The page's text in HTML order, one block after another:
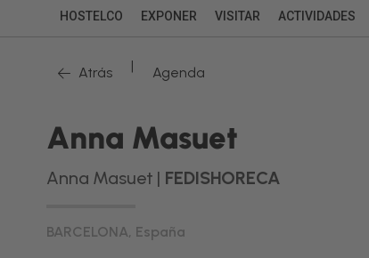
HOSTELCO EXPONER VISITAR ACTIVIDADES
Atrás | Agenda
Anna Masuet
Anna Masuet | FEDISHORECA
BARCELONA, España